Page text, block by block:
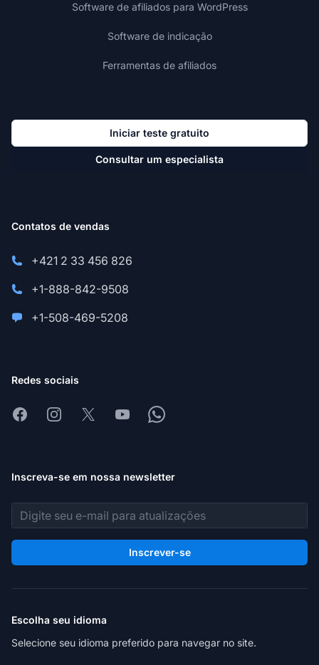
Software de afiliados para WordPress
Software de indicação
Ferramentas de afiliados
Iniciar teste gratuito
Consultar um especialista
Contatos de vendas
+421 2 33 456 826
+1-888-842-9508
+1-508-469-5208
Redes sociais
FacebookInstagram
X YoutubeWhatsapp
Inscreva-se em nossa newsletter
Endereço de e-mail
Inscrever-se
Escolha seu idioma
Selecione seu idioma preferido para navegar no site.